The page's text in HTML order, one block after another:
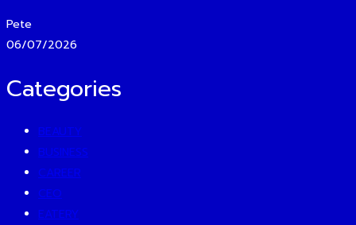
Pete
06/07/2026
Categories
BEAUTY
BUSINESS
CAREER
CEO
EATERY